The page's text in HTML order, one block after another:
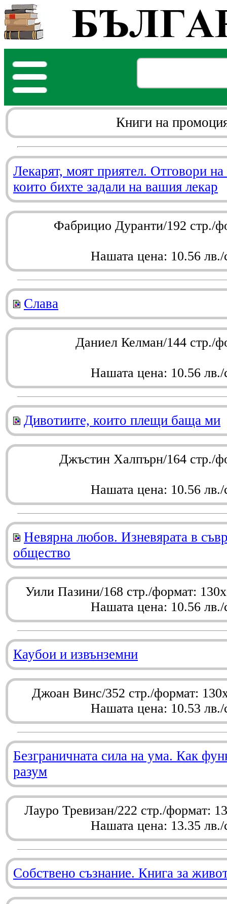
Книги на
Лекарят, моят приятел. Отговори
които бихте задали на вашия лекар
Фабрицио Дуранти/192 стр./
Нашата цена: 10.56 лв./
Слава
Даниел Келман/144 стр./
Нашата цена: 10.56 лв./
Дивотиите, които плещи баща ми
Джъстин Халпърн/164 стр./
Нашата цена: 10.56 лв./
Невярна любов. Изневярата в
общество
Уили Пазини/168 стр./формат:
Нашата цена: 10.56 лв./
Каубои и извънземни
Джоан Винс/352 стр./формат:
Нашата цена: 10.53 лв./
Безграничната сила на ума. Как
разум
Лауро Тревизан/222 стр./формат:
Нашата цена: 13.35 лв./
Собствено съзнание. Книга за